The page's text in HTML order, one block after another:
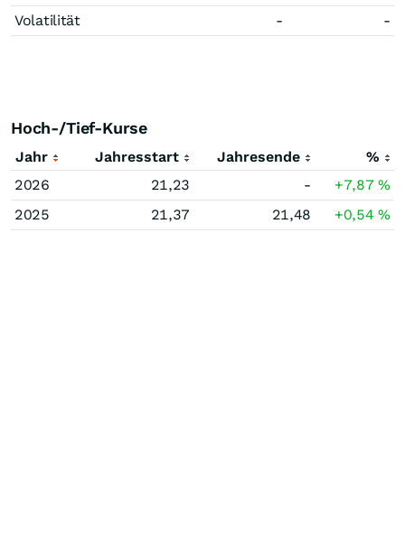
Volatilität
- -
Hoch-/Tief-Kurse
Jahr Jahresstart Jahresende
%
2026
21,23 - +7,87%
2025
21,37 21,48 +0,54%